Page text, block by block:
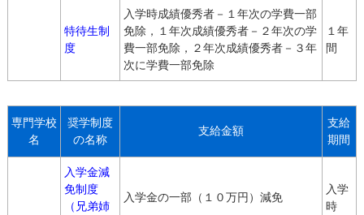
特待生制
度
入学時成績優秀者－１年次の学費一部
免除，１年次成績優秀者－２年次の学
費一部免除，２年次成績優秀者－３年
次に学費一部免除
１年
間
専門学校
名
奨学制度
の名称
支給金額
支給
期間
入学金減
免制度
（兄弟姉
入学金の一部（１０万円）減免
入学
時